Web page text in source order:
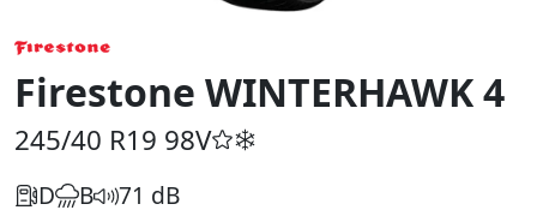
Firestone WINTERHAWK 4
245/40 R19 98V
D B 71 dB